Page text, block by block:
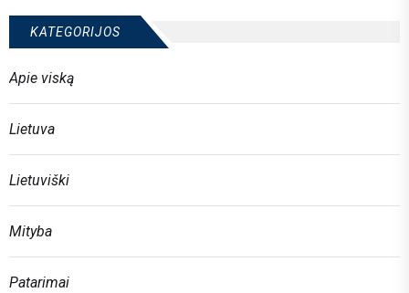
KATEGORIJOS
Apie viską
Lietuva
Lietuviški
Mityba
Patarimai